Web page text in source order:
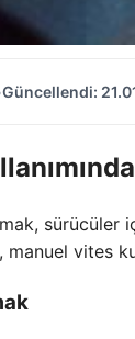
Güncellendi:
sürücüler
vites